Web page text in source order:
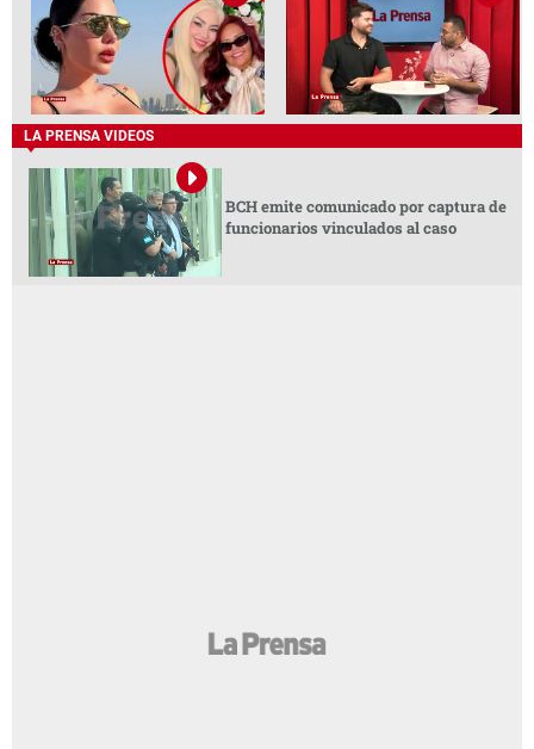
LA PRENSA VIDEOS
BCH emite comunicado por captura de
funcionarios vinculados al caso